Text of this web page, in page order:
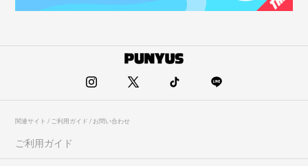
関連サイト / ご利用ガイド / お問い合わせ
ご利用ガイド